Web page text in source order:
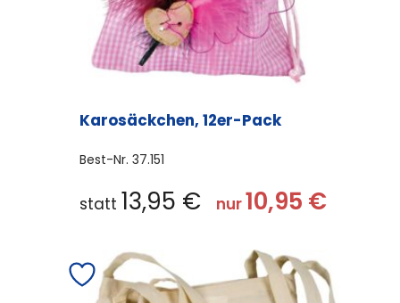
Karosäckchen, 12er-Pack
Best-Nr. 37.151
statt 13,95 € nur10,95 €
Dieses
Produkt
mehrere
Varianten